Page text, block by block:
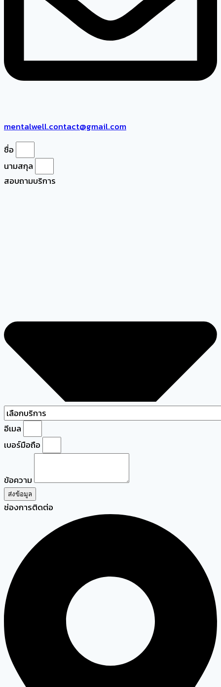
mentalwell.contact@gmail.com
ชื่อ
นามสกุล
สอบถามบริการ
อีเมล
เบอร์มือถือ
ข้อความ
ส่งข้อมูล
ช่องการติดต่อ